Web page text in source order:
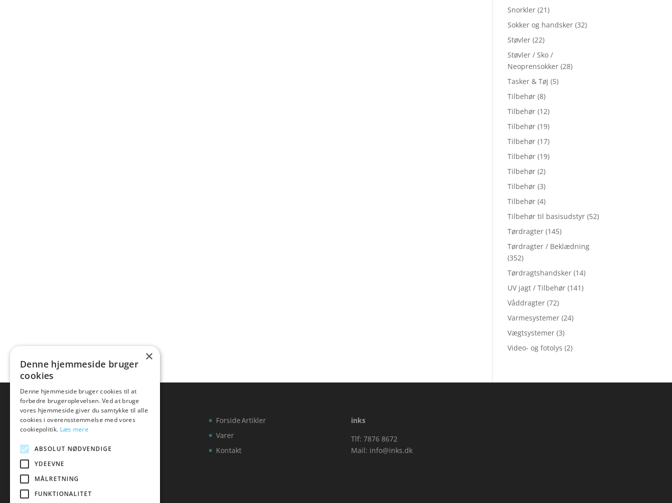
Snorkler (21)
Sokker og handsker (32)
Støvler (22)
Støvler / Sko /
Neoprensokker (28)
Tasker & Tøj (5)
Tilbehør (8)
Tilbehør (12)
Tilbehør (19)
Tilbehør (17)
Tilbehør (19)
Tilbehør (2)
Tilbehør (3)
Tilbehør (4)
Tilbehør til basisudstyr (52)
Tørdragter (145)
Tørdragter / Beklædning
(352)
Tørdragtshandsker (14)
UV jagt / Tilbehør (141)
Våddragter (72)
Varmesystemer (24)
Vægtsystemer (3)
Video- og fotolys (2)
Forside
Varer
Kontakt
Artikler
inks
Tlf: 7876 8672
Mail: info@inks.dk
×
Denne hjemmeside bruger
cookies
Denne hjemmeside bruger cookies til at
forbedre brugeroplevelsen. Ved at bruge
vores hjemmeside giver du samtykke til alle
cookies i overensstemmelse med vores
cookiepolitik. Læs mere
ABSOLUT NØDVENDIGE
YDEEVNE
MÅLRETNING
FUNKTIONALITET